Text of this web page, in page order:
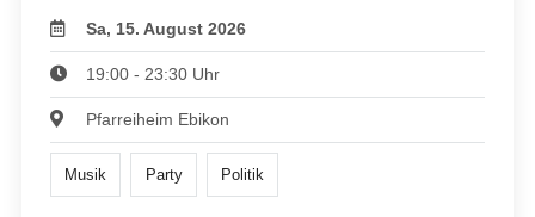
Sa, 15. August 2026
19:00 - 23:30 Uhr
Pfarreiheim Ebikon
Musik Party Politik